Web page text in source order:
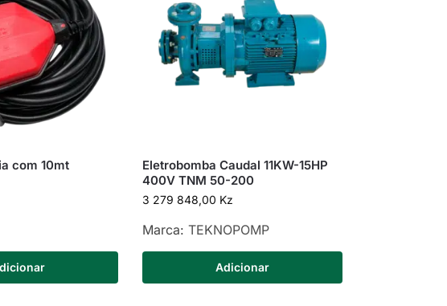
com 10mt
Eletrobomba Caudal 11KW-15HP
400V TNM 50-200
3 279 848,00 Kz
Marca:TEKNOPOMP
Adicionar